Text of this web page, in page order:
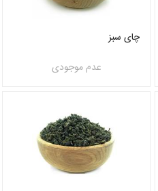
چای سبز
عدم موجودی